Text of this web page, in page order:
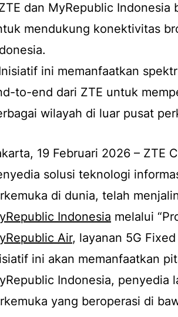
dan MyRepublic
mendukung konektivitas
ini memanfaatkan
to-end dari ZTE untuk
wilayah di luar pusat
19 Februari 2026 – ZTE
solusi teknologi
di dunia, telah
Indonesia melalui
Air, layanan 5G
ini akan memanfaatkan
Indonesia, penyedia
yang beroperasi di